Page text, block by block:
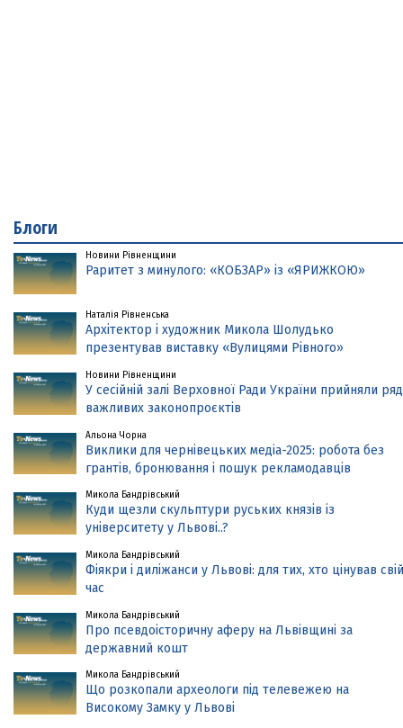
Блоги
Новини Рівненщини
Раритет з минулого: «КОБЗАР» із «ЯРИЖКОЮ»
Наталія Рівненська
Архітектор і художник Микола Шолудько
презентував виставку «Вулицями Рівного»
Новини Рівненщини
У сесійній залі Верховної Ради України прийняли ряд
важливих законопроєктів
Альона Чорна
Виклики для чернівецьких медіа-2025: робота без
грантів, бронювання і пошук рекламодавців
Микола Бандрівський
Куди щезли скульптури руських князів із
університету у Львові..?
Микола Бандрівський
Фіякри і диліжанси у Львові: для тих, хто цінував свій
час
Микола Бандрівський
Про псевдоісторичну аферу на Львівщині за
державний кошт
Микола Бандрівський
Що розкопали археологи під телевежею на
Високому Замку у Львові